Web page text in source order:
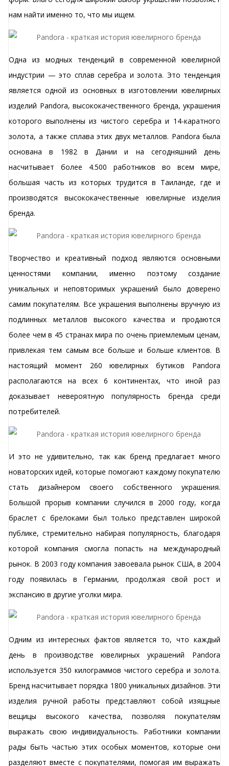
нам найти именно то, что мы ищем.
Одна из модных тенденций в современной ювелирной
индустрии — это сплав серебра и золота. Это тенденция
является одной из основных в изготовлении ювелирных
изделий Pandora, высококачественного бренда, украшения
которого выполнены из чистого серебра и 14-каратного
золота, а также сплава этих двух металлов. Pandora была
основана в 1982 в Дании и на сегодняшний день
насчитывает более 4.500 работников во всем мире,
большая часть из которых трудится в Таиланде, где и
производятся высококачественные ювелирные изделия
бренда.
Творчество и креативный подход являются основными
ценностями компании, именно поэтому создание
уникальных и неповторимых украшений было доверено
самим покупателям. Все украшения выполнены вручную из
подлинных металлов высокого качества и продаются
более чем в 45 странах мира по очень приемлемым ценам,
привлекая тем самым все больше и больше клиентов. В
настоящий момент 260 ювелирных бутиков Pandora
располагаются на всех 6 континентах, что иной раз
доказывает невероятную популярность бренда среди
потребителей.
И это не удивительно, так как бренд предлагает много
новаторских идей, которые помогают каждому покупателю
стать дизайнером своего собственного украшения.
Большой прорыв компании случился в 2000 году, когда
браслет с брелоками был только представлен широкой
публике, стремительно набирая популярность, благодаря
которой компания смогла попасть на международный
рынок. В 2003 году компания завоевала рынок США, в 2004
году появилась в Германии, продолжая свой рост и
экспансию в другие уголки мира.
Одним из интересных фактов является то, что каждый
день в производстве ювелирных украшений Pandora
используется 350 килограммов чистого серебра и золота.
Бренд насчитывает порядка 1800 уникальных дизайнов. Эти
изделия ручной работы представляют собой изящные
вещицы высокого качества, позволяя покупателям
выражать свою индивидуальность. Работники компании
рады быть частью этих особых моментов, которые они
разделяют вместе с покупателями, помогая им выражать